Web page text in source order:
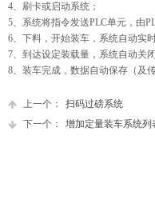
4、刷卡或启动系统；
5、系统将指令发送PLC单元，由
6、下料，开始装车，系统自动实
7、到达设定装载量，系统自动关
8、装车完成，数据自动保存（及
上一个：
扫码过磅系统
下一个：
增加定量装车系统列